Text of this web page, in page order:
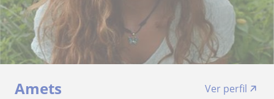
Amets
Ver perfil